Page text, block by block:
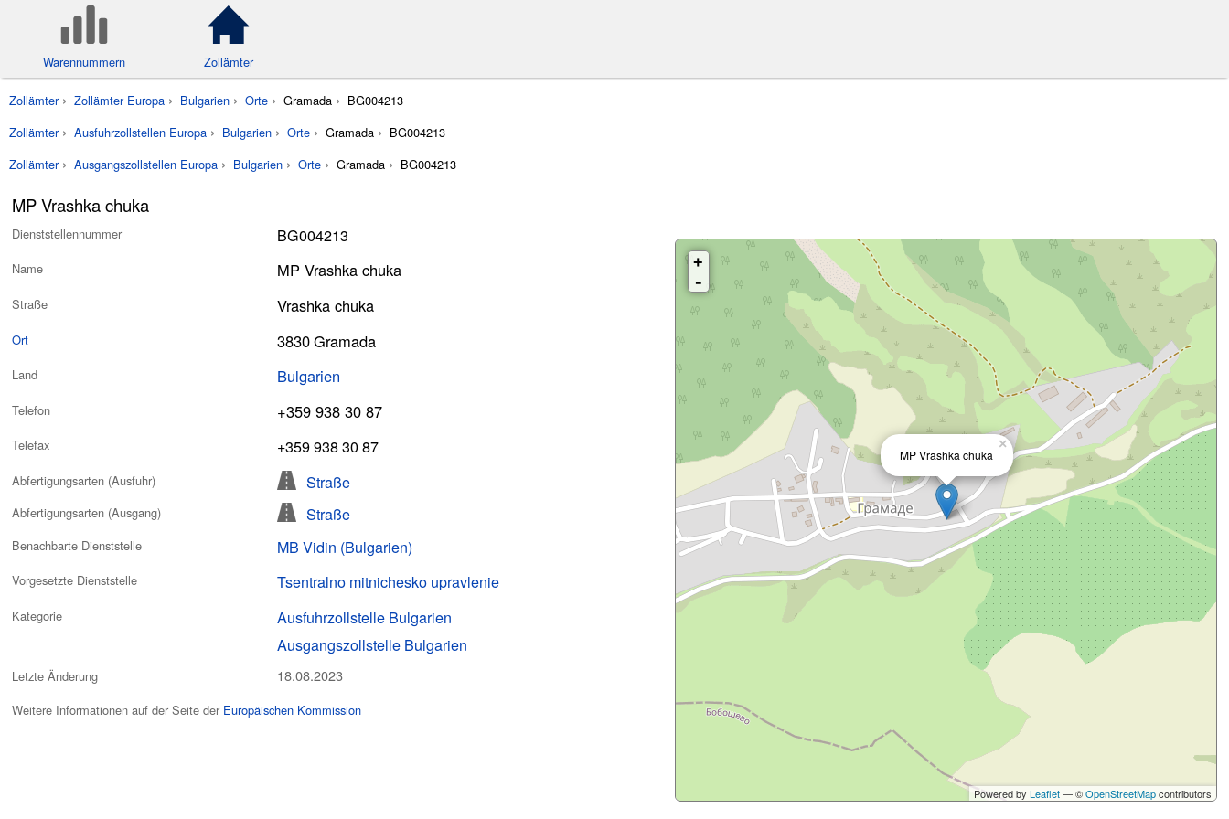
Warennummern Zollämter
Zollämter Zollämter Europa Bulgarien Orte Gramada
BG004213
Zollämter
Ausfuhrzollstellen Europa Bulgarien Orte Gramada
BG004213
Zollämter
Ausgangszollstellen Europa Bulgarien Orte Gramada BG004213
MP Vrashka chuka
Dienststellennummer BG004213
Name MP Vrashka chuka
Straße Vrashka chuka
Ort 3830Gramada
Land Bulgarien
Telefon +359 938 30 87
Telefax +359 938 30 87
Abfertigungsarten (Ausfuhr) Straße
Abfertigungsarten (Ausgang) Straße
Benachbarte Dienststelle MB Vidin (Bulgarien)
Vorgesetzte Dienststelle Tsentralno mitnichesko upravlenie
Kategorie
Ausfuhrzollstelle Bulgarien
Ausgangszollstelle Bulgarien
Letzte Änderung 18.08.2023
Weitere Informationen auf der Seite der Europäischen Kommission
×
MP Vrashka chuka
+
-
Powered byLeaflet— ©OpenStreetMapcontributors